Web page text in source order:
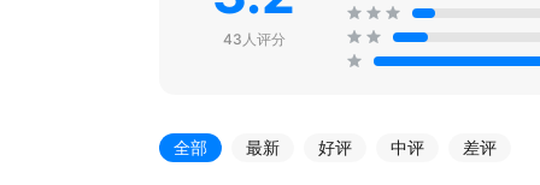
43人评分
全部 最新 好评 中评 差评